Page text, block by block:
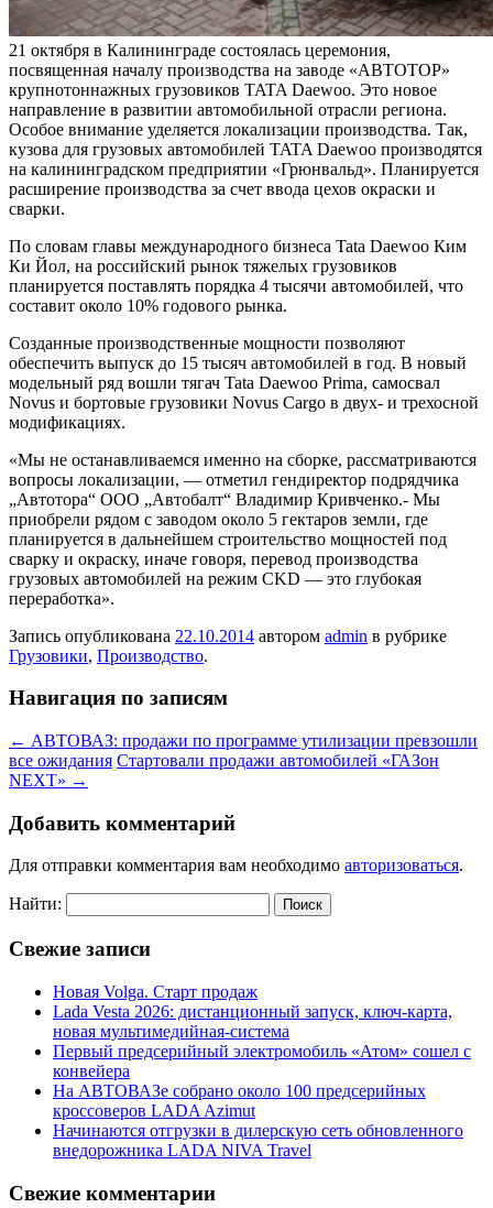
21 октября в Калининграде состоялась церемония,
посвященная началу производства на заводе «АВТОТОР»
крупнотоннажных грузовиков TATA Daewoo. Это новое
направление в развитии автомобильной отрасли региона.
Особое внимание уделяется локализации производства. Так,
кузова для грузовых автомобилей TATA Daewoo производятся
на калининградском предприятии «Грюнвальд». Планируется
расширение производства за счет ввода цехов окраски и
сварки.
По словам главы международного бизнеса Tata Daewoo Ким
Ки Йол, на российский рынок тяжелых грузовиков
планируется поставлять порядка 4 тысячи автомобилей, что
составит около 10% годового рынка.
Созданные производственные мощности позволяют
обеспечить выпуск до 15 тысяч автомобилей в год. В новый
модельный ряд вошли тягач Tata Daewoo Prima, самосвал
Novus и бортовые грузовики Novus Cargo в двух- и трехосной
модификациях.
«Мы не останавливаемся именно на сборке, рассматриваются
вопросы локализации, — отметил гендиректор подрядчика
„Автотора“ ООО „Автобалт“ Владимир Кривченко.- Мы
приобрели рядом с заводом около 5 гектаров земли, где
планируется в дальнейшем строительство мощностей под
сварку и окраску, иначе говоря, перевод производства
грузовых автомобилей на режим CKD — это глубокая
переработка».
Запись опубликована 22.10.2014 автором admin в рубрике
Грузовики, Производство.
Навигация по записям
← АВТОВАЗ: продажи по программе утилизации превзошли
все ожидания Стартовали продажи автомобилей «ГАЗон
NEXT» →
Добавить комментарий
Для отправки комментария вам необходимо авторизоваться.
Найти:
Свежие записи
Новая Volga. Старт продаж
Lada Vesta 2026: дистанционный запуск, ключ-карта,
новая мультимедийная-система
Первый предсерийный электромобиль «Атом» сошел с
конвейера
На АВТОВАЗе собрано около 100 предсерийных
кроссоверов LADA Azimut
Начинаются отгрузки в дилерскую сеть обновленного
внедорожника LADA NIVA Travel
Свежие комментарии